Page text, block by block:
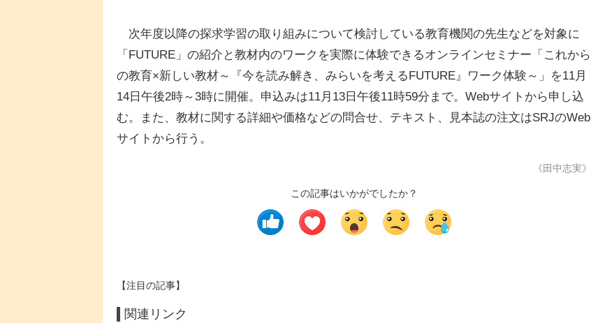
次年度以降の探求学習の取り組みについて検討している教育機関の先生などを対象に
「FUTURE」の紹介と教材内のワークを実際に体験できるオンラインセミナー「これから
の教育×新しい教材～『今を読み解き、みらいを考えるFUTURE』ワーク体験～」を11月
14日午後2時～3時に開催。申込みは11月13日午後11時59分まで。Webサイトから申し込
む。また、教材に関する詳細や価格などの問合せ、テキスト、見本誌の注文はSRJのWeb
サイトから行う。
《田中志実》
この記事はいかがでしたか？
【注目の記事】
関連リンク